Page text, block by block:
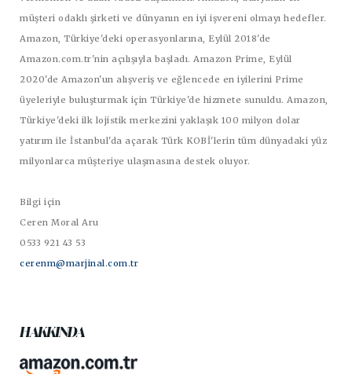
müşteri odaklı şirketi ve dünyanın en iyi işvereni olmayı hedefler.
Amazon, Türkiye'deki operasyonlarına, Eylül 2018'de
Amazon.com.tr'nin açılışıyla başladı. Amazon Prime, Eylül
2020'de Amazon'un alışveriş ve eğlencede en iyilerini Prime
üyeleriyle buluşturmak için Türkiye'de hizmete sunuldu. Amazon,
Türkiye'deki ilk lojistik merkezini yaklaşık 100 milyon dolar
yatırım ile İstanbul'da açarak Türk KOBİ'lerin tüm dünyadaki yüz
milyonlarca müşteriye ulaşmasına destek oluyor.
Bilgi için
Ceren Moral Aru
0533 921 43 53
cerenm@marjinal.com.tr
HAKKINDA